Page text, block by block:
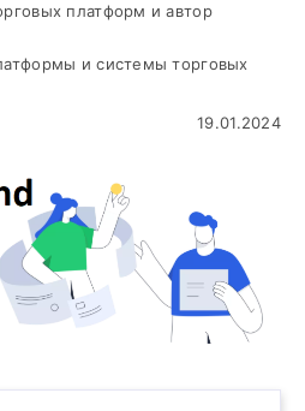
платформ и автор
и системы торговых
19.01.2024